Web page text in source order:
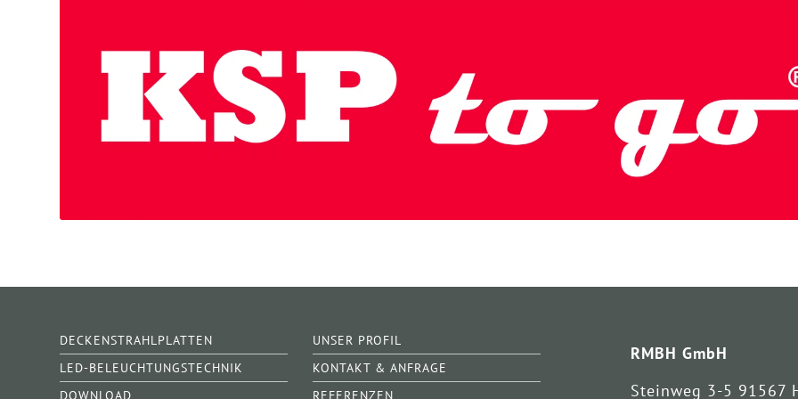
DECKENSTRAHLPLATTEN
UNSER PROFIL
LED-BELEUCHTUNGSTECHNIK
KONTAKT & ANFRAGE
DOWNLOAD
REFERENZEN
RMBH GmbH
Steinweg 3-5 91567